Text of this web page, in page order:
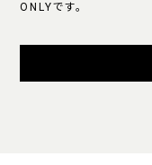
ONLYです。